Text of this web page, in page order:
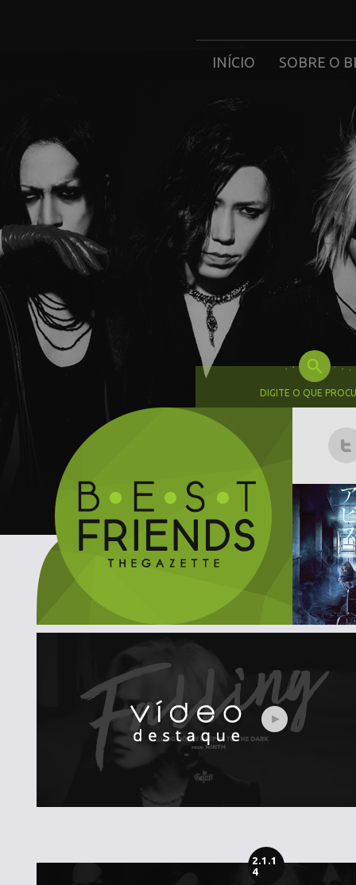
INÍCIO SOBRE O
DIGITE O QUE
2.1.1
4